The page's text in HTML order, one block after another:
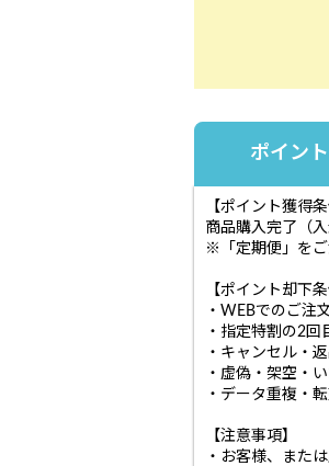
ポイン
【ポイント獲得条
商品購入完了（入
※「定期便」をご
【ポイント却下条
・WEBでのご注
・指定特割の2回
・キャンセル・
・虚偽・架空・
・データ重複・
【注意事項】
・お客様、また